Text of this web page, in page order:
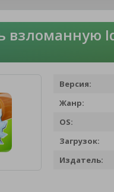
взломанную
Версия:
Жанр:
OS:
Загрузок:
Издатель: